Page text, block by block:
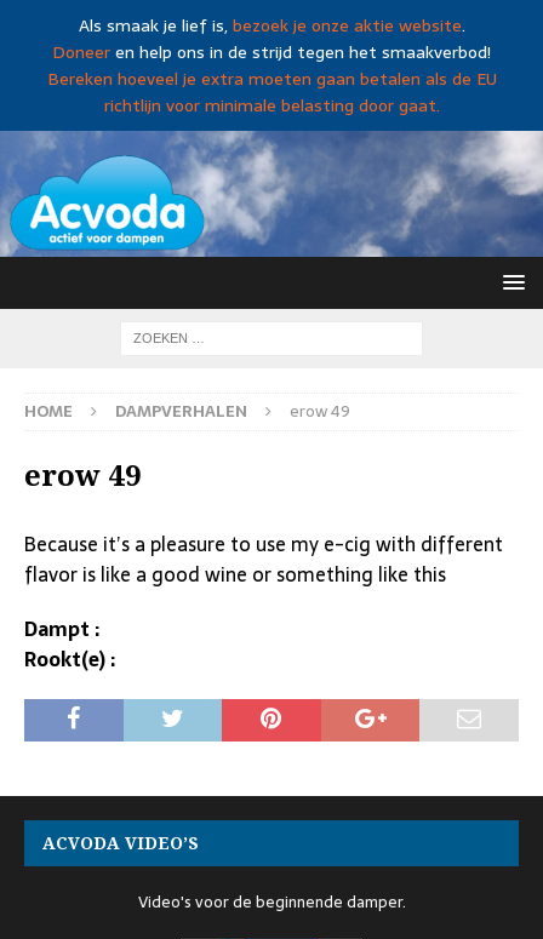
Als smaak je lief is,bezoek je onze aktie website.
Doneeren help ons in de strijd tegen het smaakverbod!
Bereken hoeveel je extra moeten gaan betalen als de EU
richtlijn voor minimale belasting door gaat.
HOME DAMPVERHALEN erow 49
erow 49
Because it’s a pleasure to use my e-cig with different
flavor is like a good wine or something like this
Dampt :
Rookt(e) :
ACVODA VIDEO’S
Video's voor de beginnende damper.